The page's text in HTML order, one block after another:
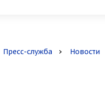
Пресс-служба Новости